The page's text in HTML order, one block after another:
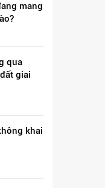
mang
qua
giai
khai